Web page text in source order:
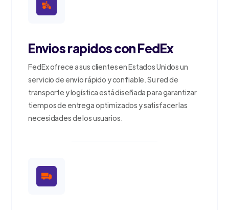
Envios rapidos con FedEx
FedEx ofrece a sus clientes en Estados Unidos un
servicio de envío rápido y confiable. Su red de
transporte y logística está diseñada para garantizar
tiempos de entrega optimizados y satisfacer las
necesidades de los usuarios.